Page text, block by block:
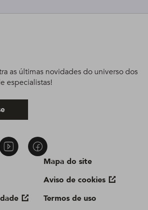
Mapa do site
Aviso de cookies
Termos de uso
as últimas novidades do universo dos
especialistas!